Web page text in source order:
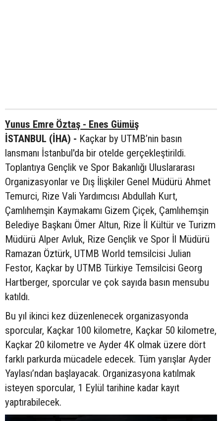
Yunus Emre Öztaş - Enes Gümüş
İSTANBUL (İHA) - Kaçkar by UTMB’nin basın
lansmanı İstanbul'da bir otelde gerçekleştirildi.
Toplantıya Gençlik ve Spor Bakanlığı Uluslararası
Organizasyonlar ve Dış İlişkiler Genel Müdürü Ahmet
Temurci, Rize Vali Yardımcısı Abdullah Kurt,
Çamlıhemşin Kaymakamı Gizem Çiçek, Çamlıhemşin
Belediye Başkanı Ömer Altun, Rize İl Kültür ve Turizm
Müdürü Alper Avluk, Rize Gençlik ve Spor İl Müdürü
Ramazan Öztürk, UTMB World temsilcisi Julian
Festor, Kaçkar by UTMB Türkiye Temsilcisi Georg
Hartberger, sporcular ve çok sayıda basın mensubu
katıldı.
Bu yıl ikinci kez düzenlenecek organizasyonda
sporcular, Kaçkar 100 kilometre, Kaçkar 50 kilometre,
Kaçkar 20 kilometre ve Ayder 4K olmak üzere dört
farklı parkurda mücadele edecek. Tüm yarışlar Ayder
Yaylası’ndan başlayacak. Organizasyona katılmak
isteyen sporcular, 1 Eylül tarihine kadar kayıt
yaptırabilecek.